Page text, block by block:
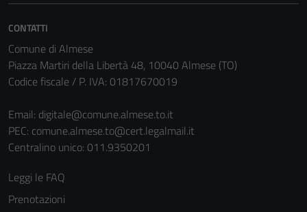
CONTATTI
Comune di Almese
Piazza Martiri della Libertà 48, 10040 Almese (TO)
Codice fiscale / P. IVA: 01817670019
Email: digitale@comune.almese.to.it
PEC: comune.almese.to@cert.legalmail.it
Centralino unico: 011.9350201
Leggi le FAQ
Prenotazioni